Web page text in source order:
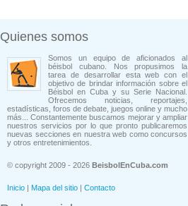
Quienes somos
Somos un equipo de aficionados al
béisbol cubano. Nos propusimos la
tarea de desarrollar esta web con el
objetivo de brindar información sobre el
Béisbol en Cuba y su Serie Nacional.
Ofrecemos noticias, reportajes,
estadísticas, foros de debate, juegos online y mucho
más... Constantemente buscamos mejorar y ampliar
nuestros servicios por lo que pronto publicaremos
nuevas secciones en nuestra web como concursos
y otros entretenimientos.
© copyright 2009 - 2026 BeisbolEnCuba.com
Inicio | Mapa del sitio | Contacto